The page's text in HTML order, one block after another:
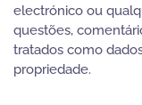
electrónico ou
questões,
tratados como
propriedade.